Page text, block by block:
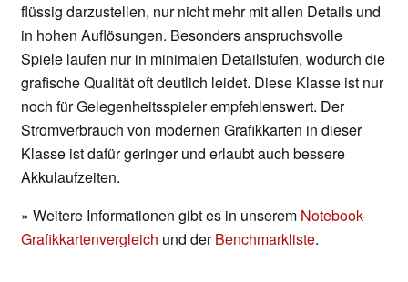
flüssig darzustellen, nur nicht mehr mit allen Details und
in hohen Auflösungen. Besonders anspruchsvolle
Spiele laufen nur in minimalen Detailstufen, wodurch die
grafische Qualität oft deutlich leidet. Diese Klasse ist nur
noch für Gelegenheitsspieler empfehlenswert. Der
Stromverbrauch von modernen Grafikkarten in dieser
Klasse ist dafür geringer und erlaubt auch bessere
Akkulaufzeiten.
» Weitere Informationen gibt es in unserem Notebook-
Grafikkartenvergleich und derBenchmarkliste.